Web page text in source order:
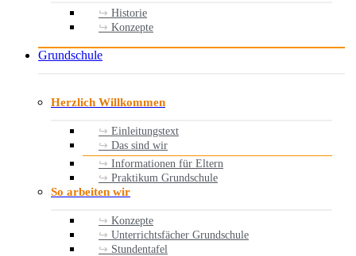
Historie
Konzepte
Grundschule
Herzlich Willkommen
Einleitungstext
Das sind wir
Informationen für Eltern
Praktikum Grundschule
So arbeiten wir
Konzepte
Unterrichtsfächer Grundschule
Stundentafel